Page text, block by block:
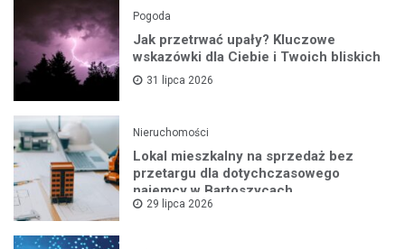
Pogoda
Jak przetrwać upały? Kluczowe
wskazówki dla Ciebie i Twoich bliskich
31 lipca 2026
Nieruchomości
Lokal mieszkalny na sprzedaż bez
przetargu dla dotychczasowego
najemcy w Bartoszycach
29 lipca 2026